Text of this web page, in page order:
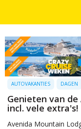
AUTOVAKANTIES DAGEN
Genieten van
incl. vele extra's!
Avenida Mountain